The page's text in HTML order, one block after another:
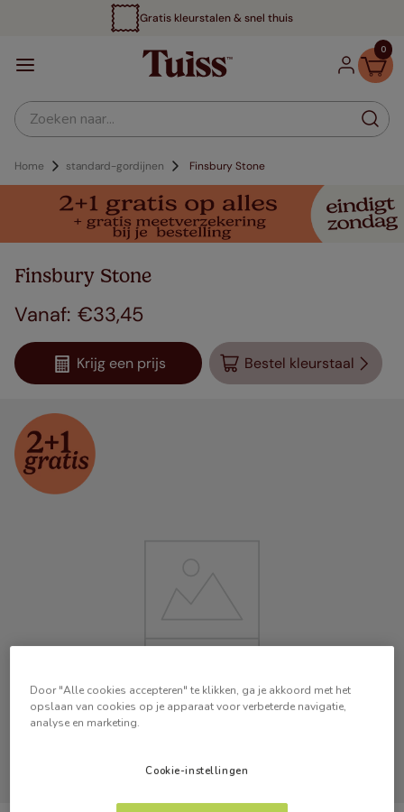
Gratis kleurstalen & snel thuis
0
Zoeken naar...
Home standard-gordijnen Finsbury Stone
Finsbury Stone
€33,45
Krijg een prijs Bestel kleurstaal
Door "Alle cookies accepteren" te klikken, ga je akkoord met het
opslaan van cookies op je apparaat voor verbeterde navigatie,
analyse en marketing.
Cookie-instellingen